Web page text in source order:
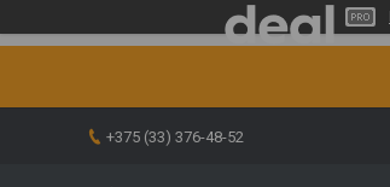
+375 (33) 376-48-52